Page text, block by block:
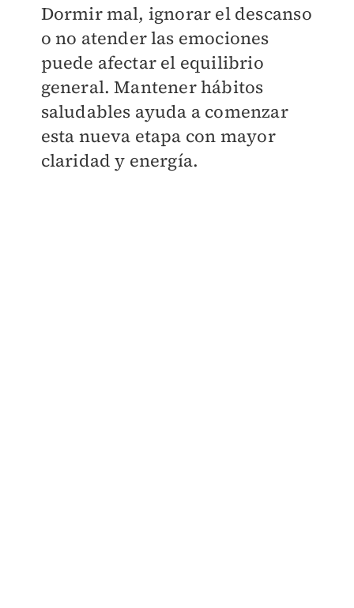
Dormir mal, ignorar el descanso
o no atender las emociones
puede afectar el equilibrio
general. Mantener hábitos
saludables ayuda a comenzar
esta nueva etapa con mayor
claridad y energía.